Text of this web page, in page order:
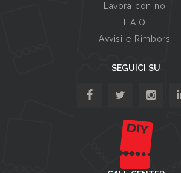
Lavora con noi
F.A.Q.
Avvisi e Rimborsi
SEGUICI SU